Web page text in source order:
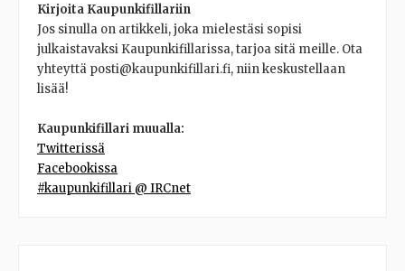
Kirjoita Kaupunkifillariin
Jos sinulla on artikkeli, joka mielestäsi sopisi
julkaistavaksi Kaupunkifillarissa, tarjoa sitä meille. Ota
yhteyttä posti@kaupunkifillari.fi, niin keskustellaan
lisää!
Kaupunkifillari muualla:
Twitterissä
Facebookissa
#kaupunkifillari @ IRCnet